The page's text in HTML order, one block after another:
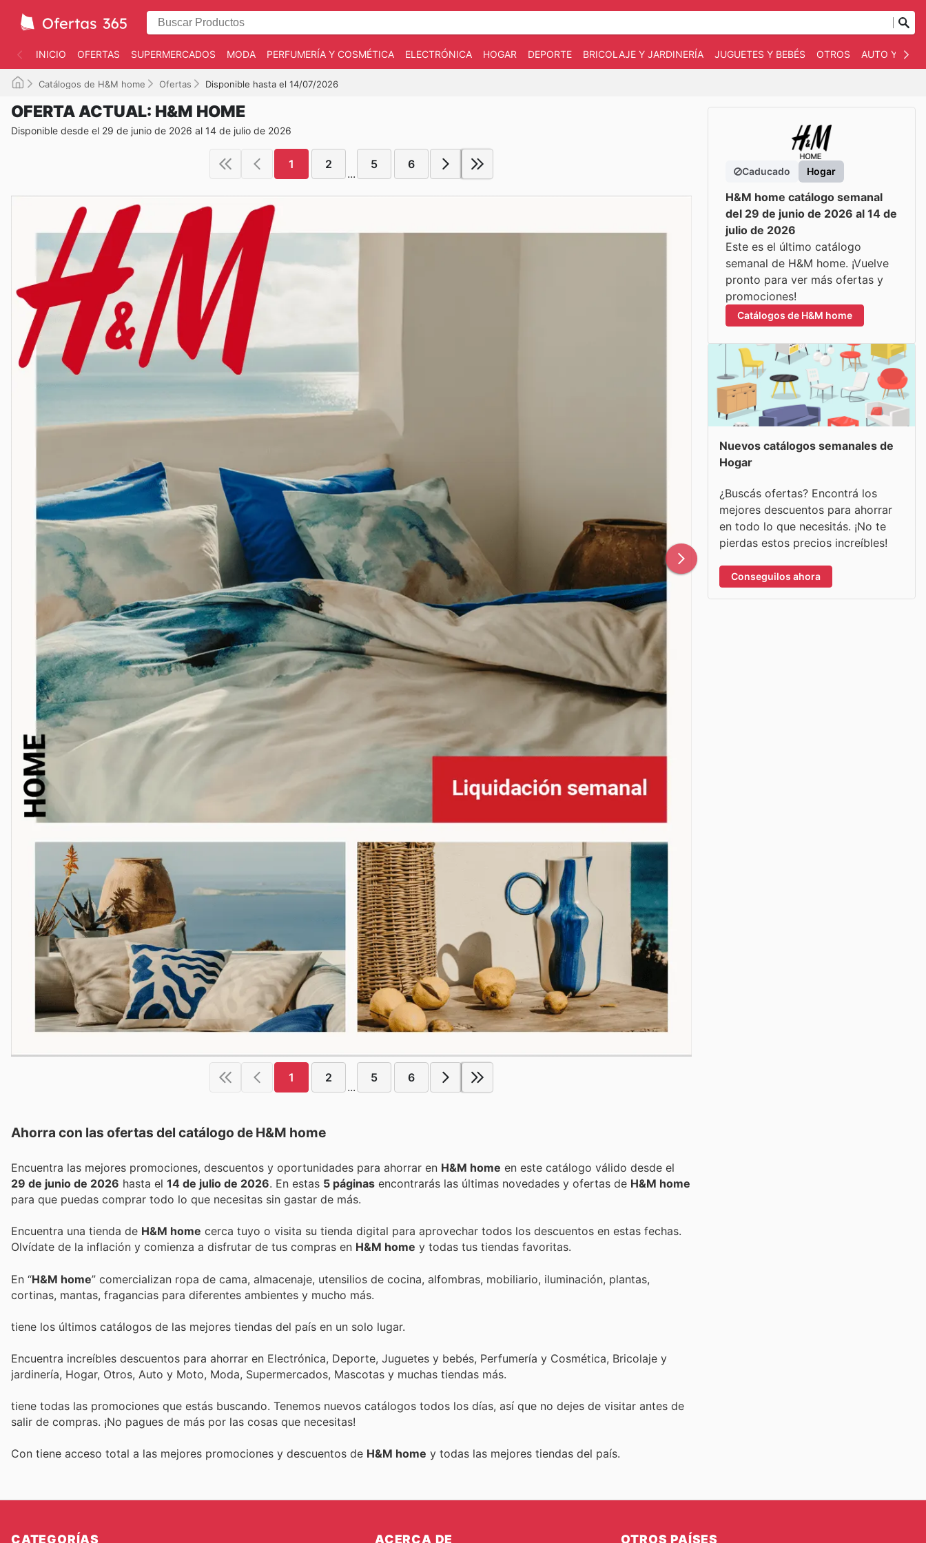
INICIO OFERTAS SUPERMERCADOS MODA PERFUMERÍA Y COSMÉTICA ELECTRÓNICA HOGAR DEPORTE BRICOLAJE Y JARDINERÍA JUGUETES Y BEBÉS OTROS AUTO Y
Catálogos de H&M home Ofertas Disponible hasta el 14/07/2026
OFERTA ACTUAL: H&M HOME
Disponible desde el 29 de junio de 2026 al 14 de julio de 2026
1 2
...
5 6
1 2
...
5 6
Ahorra con las ofertas del catálogo de H&M home
Encuentra las mejores promociones, descuentos y oportunidades para ahorrar en H&M home en este catálogo válido desde el
29 de junio de 2026 hasta el 14 de julio de 2026 . En estas 5 páginas encontrarás las últimas novedades y ofertas de H&M home
para que puedas comprar todo lo que necesitas sin gastar de más.
Encuentra una tienda de H&M home cerca tuyo o visita su tienda digital para aprovechar todos los descuentos en estas fechas.
Olvídate de la inflación y comienza a disfrutar de tus compras en H&M home y todas tus tiendas favoritas.
En “H&M home” comercializan ropa de cama, almacenaje, utensilios de cocina, alfombras, mobiliario, iluminación, plantas,
cortinas, mantas, fragancias para diferentes ambientes y mucho más.
tiene los últimos catálogos de las mejores tiendas del país en un solo lugar.
Encuentra increíbles descuentos para ahorrar en Electrónica, Deporte, Juguetes y bebés, Perfumería y Cosmética, Bricolaje y
jardinería, Hogar, Otros, Auto y Moto, Moda, Supermercados, Mascotas y muchas tiendas más.
tiene todas las promociones que estás buscando. Tenemos nuevos catálogos todos los días, así que no dejes de visitar antes de
salir de compras. ¡No pagues de más por las cosas que necesitas!
Con tiene acceso total a las mejores promociones y descuentos de H&M home y todas las mejores tiendas del país.
Caducado Hogar
H&M home catálogo semanal
del 29 de junio de 2026 al 14 de
julio de 2026
Este es el último catálogo
semanal de H&M home. ¡Vuelve
pronto para ver más ofertas y
promociones!
Catálogos de H&M home
Nuevos catálogos semanales de
Hogar
¿Buscás ofertas? Encontrá los
mejores descuentos para ahorrar
en todo lo que necesitás. ¡No te
pierdas estos precios increíbles!
Conseguilos ahora
CATEGORÍAS ACERCA DE OTROS PAÍSES